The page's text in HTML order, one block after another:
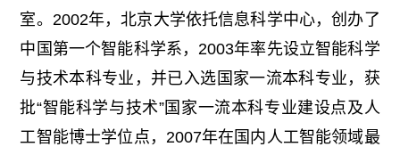
室。2002年，北京大学依托信息科学中心，创办了
中国第一个智能科学系，2003年率先设立智能科学
与技术本科专业，并已入选国家一流本科专业，获
批“智能科学与技术”国家一流本科专业建设点及人
工智能博士学位点，2007年在国内人工智能领域最